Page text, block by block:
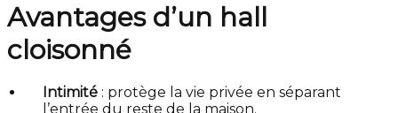
Avantages d’un hall
cloisonné
Intimité : protège la vie privée en séparant
l’entrée du reste de la maison.